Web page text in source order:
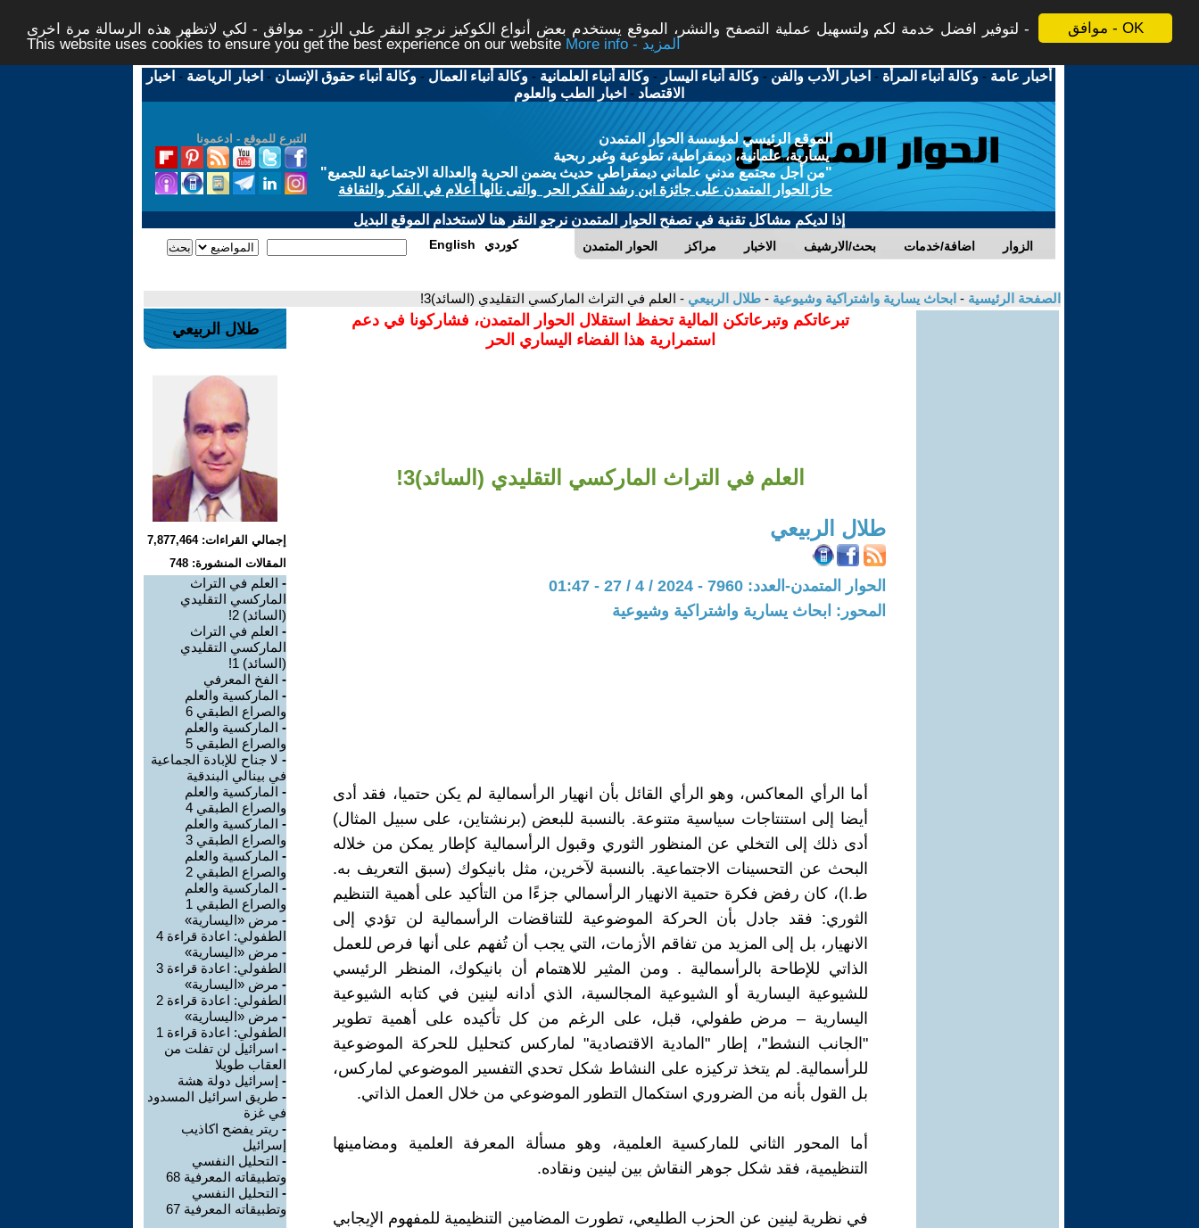
موافق - OK
لتوفير افضل خدمة لكم ولتسهيل عملية التصفح والنشر، الموقع يستخدم بعض أنواع الكوكيز نرجو النقر على الزر - موافق - لكي لاتظهر هذه الرسالة مرة اخرى -
This website uses cookies to ensure you get the best experience on our website
More info - المزيد
أخبار عامة -وكالة أنباء المرأة - اخبار الأدب والفن -وكالة أنباء اليسار -وكالة أنباء العلمانية -وكالة أنباء العمال -وكالة أنباء حقوق الإنسان - اخبار الرياضة - اخبار
الاقتصاد - اخبار الطب والعلوم
التبرع للموقع - ادعمونا
الموقع الرئيسي لمؤسسة الحوار المتمدن
يسارية، علمانية، ديمقراطية، تطوعية وغير ربحية
"من أجل مجتمع مدني علماني ديمقراطي حديث يضمن الحرية والعدالة الاجتماعية للجميع"
حاز الحوار المتمدن على جائزة ابن رشد للفكر الحر والتى نالها أعلام في الفكر والثقافة
إذا لديكم مشاكل تقنية في تصفح الحوار المتمدن نرجو النقر هنا لاستخدام الموقع البديل
الحوار المتمدن مراكز الاخبار بحث/الارشيف اضافة/خدمات الزوار English كوردي
الصفحة الرئيسية - ابحاث يسارية واشتراكية وشيوعية - طلال الربيعي - العلم في التراث الماركسي التقليدي (السائد)3!
تبرعاتكم وتبرعاتكن المالية تحفظ استقلال الحوار المتمدن، فشاركونا في دعم
استمرارية هذا الفضاء اليساري الحر
العلم في التراث الماركسي التقليدي (السائد)3!
طلال الربيعي
الحوار المتمدن-العدد: 7960 - 2024 / 4 / 27 - 01:47
المحور: ابحاث يسارية واشتراكية وشيوعية
أما الرأي المعاكس، وهو الرأي القائل بأن انهيار الرأسمالية لم يكن حتميا، فقد أدى
أيضا إلى استنتاجات سياسية متنوعة. بالنسبة للبعض (برنشتاين، على سبيل المثال)
أدى ذلك إلى التخلي عن المنظور الثوري وقبول الرأسمالية كإطار يمكن من خلاله
البحث عن التحسينات الاجتماعية. بالنسبة لآخرين، مثل بانيكوك (سبق التعريف به.
ط.ا)، كان رفض فكرة حتمية الانهيار الرأسمالي جزءًا من التأكيد على أهمية التنظيم
الثوري: فقد جادل بأن الحركة الموضوعية للتناقضات الرأسمالية لن تؤدي إلى
الانهيار، بل إلى المزيد من تفاقم الأزمات، التي يجب أن تُفهم على أنها فرص للعمل
الذاتي للإطاحة بالرأسمالية . ومن المثير للاهتمام أن بانيكوك، المنظر الرئيسي
للشيوعية اليسارية أو الشيوعية المجالسية، الذي أدانه لينين في كتابه الشيوعية
اليسارية – مرض طفولي، قبل، على الرغم من كل تأكيده على أهمية تطوير
"الجانب النشط"، إطار "المادية الاقتصادية" لماركس كتحليل للحركة الموضوعية
للرأسمالية. لم يتخذ تركيزه على النشاط شكل تحدي التفسير الموضوعي لماركس،
بل القول بأنه من الضروري استكمال التطور الموضوعي من خلال العمل الذاتي.
أما المحور الثاني للماركسية العلمية، وهو مسألة المعرفة العلمية ومضامينها
التنظيمية، فقد شكل جوهر النقاش بين لينين ونقاده.
في نظرية لينين عن الحزب الطليعي، تطورت المضامين التنظيمية للمفهوم الإيجابي
طلال الربيعي
إجمالي القراءات: 7,877,464
المقالات المنشورة: 748
- العلم في التراث
الماركسي التقليدي
(السائد) 2!
- العلم في التراث
الماركسي التقليدي
(السائد) 1!
- الفخ المعرفي
- الماركسية والعلم
والصراع الطبقي 6
- الماركسية والعلم
والصراع الطبقي 5
- لا جناح للإبادة الجماعية
في بينالي البندقية
- الماركسية والعلم
والصراع الطبقي 4
- الماركسية والعلم
والصراع الطبقي 3
- الماركسية والعلم
والصراع الطبقي 2
- الماركسية والعلم
والصراع الطبقي 1
- مرض «اليسارية»
الطفولي: اعادة قراءة 4
- مرض «اليسارية»
الطفولي: اعادة قراءة 3
- مرض «اليسارية»
الطفولي: اعادة قراءة 2
- مرض «اليسارية»
الطفولي: اعادة قراءة 1
- اسرائيل لن تفلت من
العقاب طويلا
- إسرائيل دولة هشة
- طريق اسرائيل المسدود
في غزة
- ريتر يفضح اكاذيب
إسرائيل
- التحليل النفسي
وتطبيقاته المعرفية 68
- التحليل النفسي
وتطبيقاته المعرفية 67